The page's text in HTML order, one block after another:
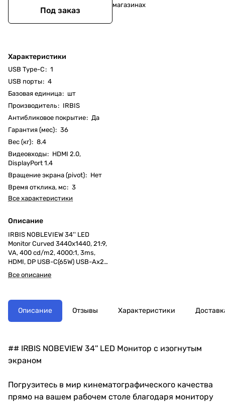
Под заказ
Характеристики
USB Type-C: 1
USB порты: 4
Базовая единица: шт
Производитель: IRBIS
Антибликовое покрытие: Да
Гарантия (мес): 36
Вес (кг): 8.4
Видеовходы: HDMI 2.0,
DisplayPort 1.4
Вращение экрана (pivot): Нет
Время отклика, мс: 3
Все характеристики
Описание
IRBIS NOBLEVIEW 34'' LED
Monitor Curved 3440x1440, 21:9,
VA, 400 cd/m2, 4000:1, 3ms,
HDMI, DP USB-C(65W) USB-Ax2
USB-B Audio output 165Hz Tilt
Height Swivel внешн. Бп VESA
Все описание
магазинах
Описание Отзывы Характеристики
## IRBIS NOBEVIEW 34'' LED Монитор с изогнутым
экраном
Погрузитесь в мир кинематографического качества
прямо на вашем рабочем столе благодаря монитору